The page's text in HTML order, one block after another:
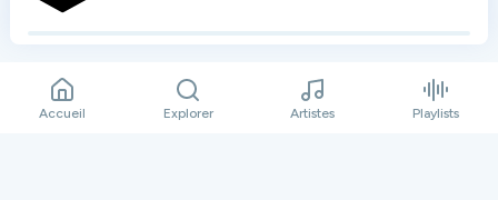
Nos partenaires
Accueil Explorer Artistes Playlists